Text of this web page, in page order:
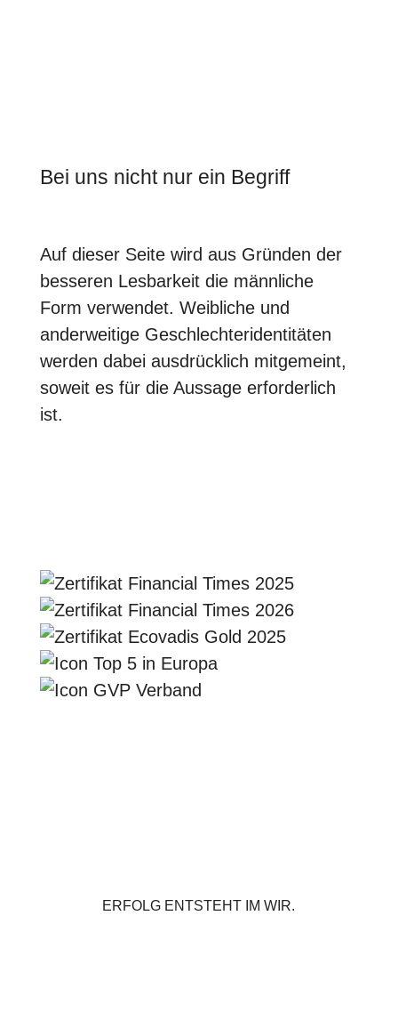
Bei uns nicht nur ein Begriff
Auf dieser Seite wird aus Gründen der
besseren Lesbarkeit die männliche
Form verwendet. Weibliche und
anderweitige Geschlechteridentitäten
werden dabei ausdrücklich mitgemeint,
soweit es für die Aussage erforderlich
ist.
ERFOLG ENTSTEHT IM WIR.